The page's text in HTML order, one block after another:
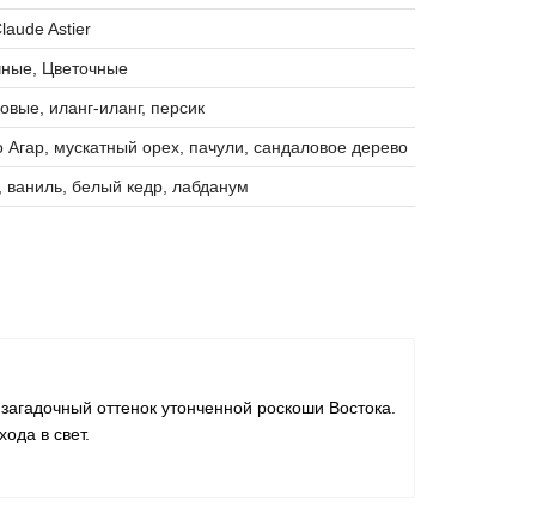
Astier
Цветочные
иланг-иланг, персик
Агар, мускатный орех, пачули, сандаловое дерево
ваниль, белый кедр, лабданум
оттенок утонченной роскоши Востока.
в свет.